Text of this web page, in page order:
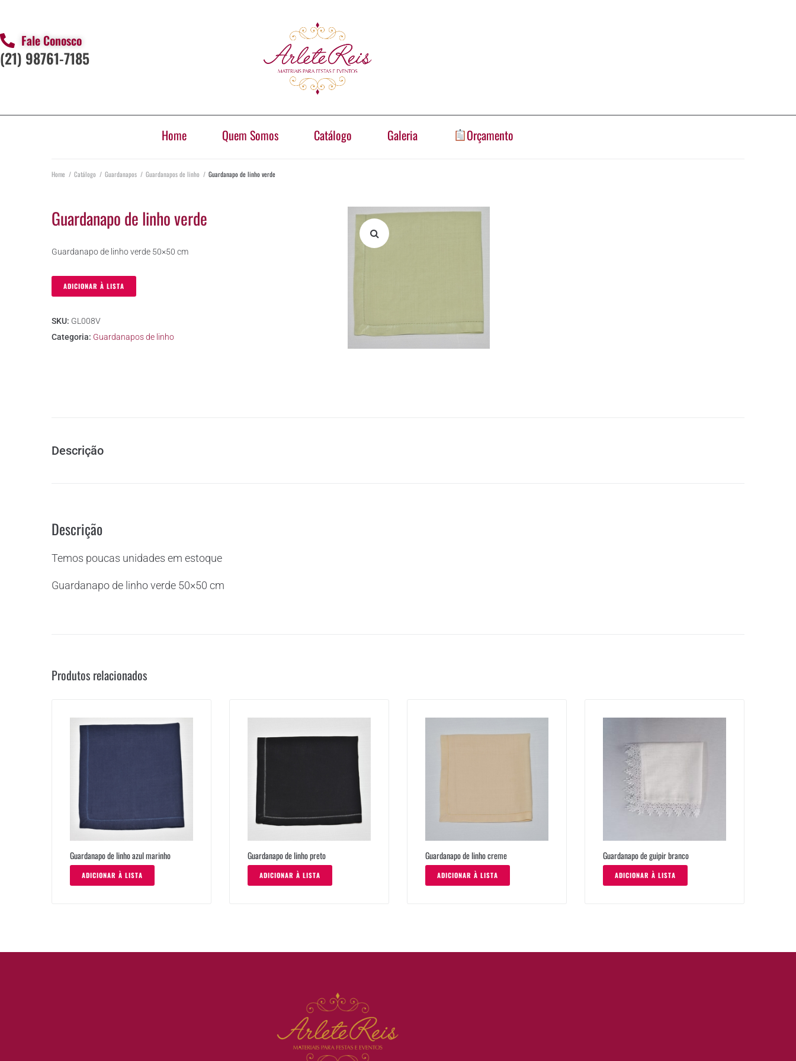
Fale Conosco
(21) 98761-7185
Home Quem Somos Catálogo Galeria Orçamento
Home / Catálogo / Guardanapos / Guardanapos de linho / Guardanapo de linho verde
Guardanapo de linho verde
Guardanapo de linho verde 50×50 cm
ADICIONAR À LISTA
SKU: GL008V
Categoria: Guardanapos de linho
Descrição
Descrição
Temos poucas unidades em estoque
Guardanapo de linho verde 50×50 cm
Produtos relacionados
Guardanapo de linho azul marinho
ADICIONAR À LISTA
Guardanapo de linho preto
ADICIONAR À LISTA
Guardanapo de linho creme
ADICIONAR À LISTA
Guardanapo de guipir branco
ADICIONAR À LISTA